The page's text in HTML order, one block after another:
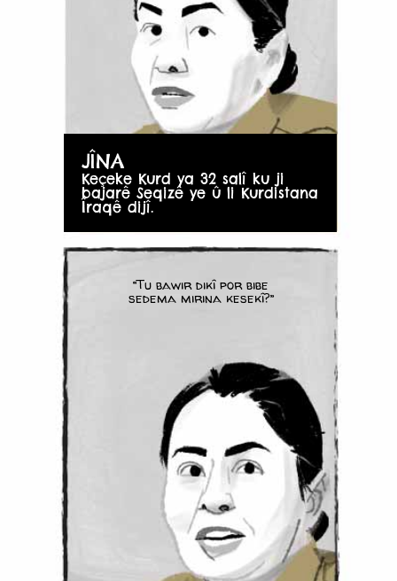
JÎNA
Keçeke Kurd ya 32 salî ku ji
bajarê Seqizê ye û li Kurdistana
Îraqê dijî.
“Tu bawir dikî por bibe
sedema mirina kesekî?”